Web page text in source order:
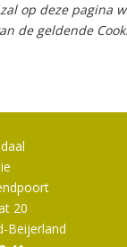
op deze pagina
de geldende
20
Beijerland